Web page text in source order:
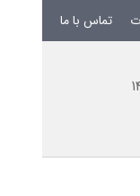
تماس با ما